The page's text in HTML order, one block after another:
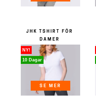
SE MER
NY!
10 Dagar
JHK TSHIRT FÖR
DAMER